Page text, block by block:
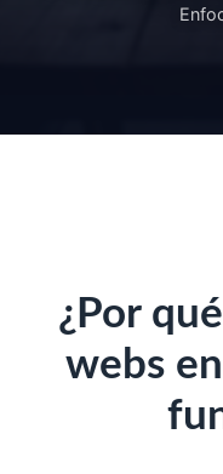
¿Por
webs